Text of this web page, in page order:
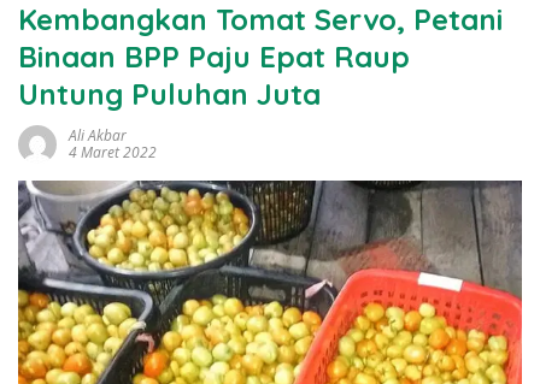
Kembangkan Tomat Servo, Petani
Binaan BPP Paju Epat Raup
Untung Puluhan Juta
Ali Akbar
4 Maret 2022